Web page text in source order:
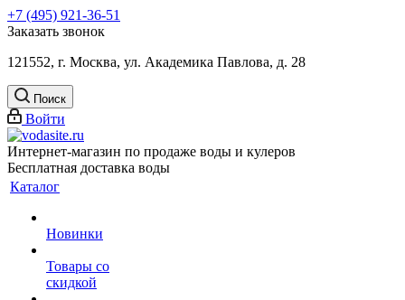
+7 (495) 921-36-51
Заказать звонок
121552, г. Москва, ул. Академика Павлова, д. 28
Поиск
Войти
Интернет-магазин по продаже воды и кулеров
Бесплатная доставка воды
Каталог
Новинки
Товары со
скидкой